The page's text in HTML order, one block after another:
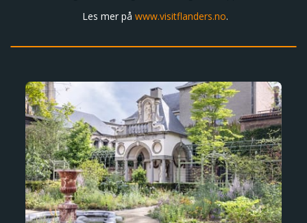
Les mer på www.visitflanders.no.